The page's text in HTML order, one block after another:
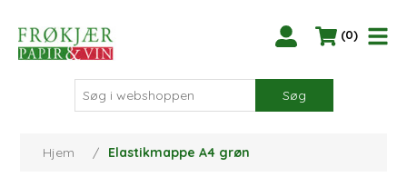
(0)
Søg
Hjem / Elastikmappe A4 grøn